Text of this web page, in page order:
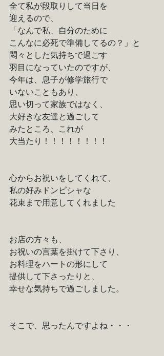
全て私が段取りして当日を
迎えるので、
「なんで私、自分のために
こんなに必死で準備してるの？」と
悶々とした気持ちで過ごす
羽目になっていたのですが、
今年は、息子が修学旅行で
いないこともあり、
思い切って家族ではなく、
大好きな友達と過ごして
みたところ、これが
大当たり！！！！！！！！
心からお祝いをしてくれて、
私の好みドンピシャな
花束まで用意してくれました
お店の方々も、
お祝いの言葉を掛けて下さり、
お料理をハートの形にして
提供して下さったりと、
幸せな気持ちで過ごしました。
そこで、思ったんですよね・・・